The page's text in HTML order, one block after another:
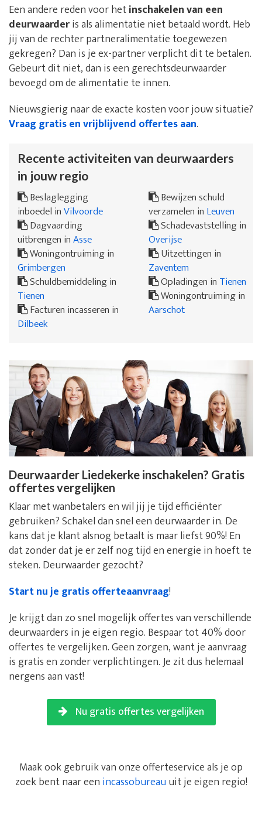
Een andere reden voor hetinschakelen van een
deurwaarderis als alimentatie niet betaald wordt. Heb
jij van de rechter partneralimentatie toegewezen
gekregen? Dan is je ex-partner verplicht dit te betalen.
Gebeurt dit niet, dan is een gerechtsdeurwaarder
bevoegd om de alimentatie te innen.
Nieuwsgierig naar de exacte kosten voor jouw situatie?
Vraag gratis en vrijblijvend offertes aan.
Recente activiteiten van deurwaarders
in jouw regio
Beslaglegging
inboedel inVilvoorde
Dagvaarding
uitbrengen inAsse
Woningontruiming in
Grimbergen
Schuldbemiddeling in
Tienen
Facturen incasseren in
Dilbeek
Bewijzen schuld
verzamelen in Leuven
Schadevaststelling in
Overijse
Uitzettingen in
Zaventem
Opladingen in Tienen
Woningontruiming in
Aarschot
Deurwaarder Liedekerke inschakelen? Gratis
offertes vergelijken
Klaar met wanbetalers en wil jij je tijd efficiënter
gebruiken? Schakel dan snel een deurwaarder in. De
kans dat je klant alsnog betaalt is maar liefst 90%! En
dat zonder dat je er zelf nog tijd en energie in hoeft te
steken. Deurwaarder gezocht?
Start nu je gratis offerteaanvraag!
Je krijgt dan zo snel mogelijk offertes van verschillende
deurwaarders in je eigen regio. Bespaar tot 40% door
offertes te vergelijken. Geen zorgen, want je aanvraag
is gratis en zonder verplichtingen. Je zit dus helemaal
nergens aan vast!
Nu gratis offertes vergelijken
Maak ook gebruik van onze offerteservice als je op
zoek bent naar een incassobureau uit je eigen regio!